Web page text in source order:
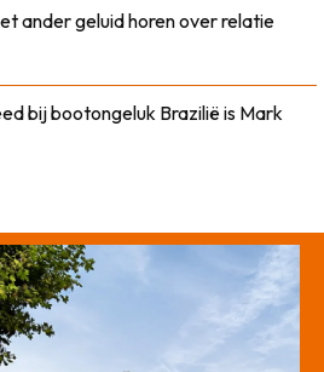
ander geluid horen over relatie
bij bootongeluk Brazilië is Mark